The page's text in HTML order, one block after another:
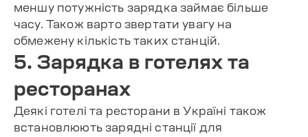
меншу потужність зарядка займає більше
часу. Також варто звертати увагу на
обмежену кількість таких станцій.
5. Зарядка в готелях та
ресторанах
Деякі готелі та ресторани в Україні також
встановлюють зарядні станції для